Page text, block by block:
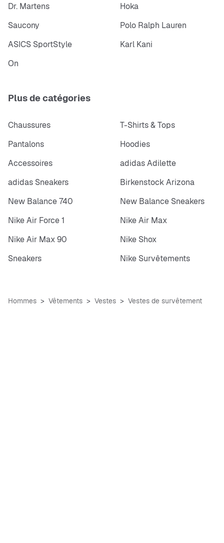
Dr. Martens
Hoka
Saucony
Polo Ralph Lauren
ASICS SportStyle
Karl Kani
On
Plus de catégories
Chaussures
T-Shirts & Tops
Pantalons
Hoodies
Accessoires
adidas Adilette
adidas Sneakers
Birkenstock Arizona
New Balance 740
New Balance Sneakers
Nike Air Force 1
Nike Air Max
Nike Air Max 90
Nike Shox
Sneakers
Nike Survêtements
Hommes Vêtements Vestes Vestes de survêtement